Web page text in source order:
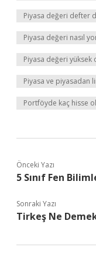
Piyasa değeri defter
Piyasa değeri nasıl
Piyasa değeri yüksek
Piyasa ve piyasadan
Portföyde kaç hisse
Önceki Yazı
5 Sınıf Fen
Sonraki Yazı
Tirkeş Ne